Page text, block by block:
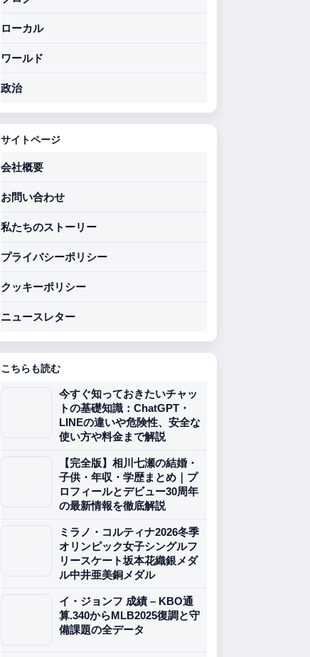
ローカル
ワールド
政治
サイトページ
会社概要
お問い合わせ
私たちのストーリー
プライバシーポリシー
クッキーポリシー
ニュースレター
こちらも読む
今すぐ知っておきたいチャッ
トの基礎知識：ChatGPT・
LINEの違いや危険性、安全な
使い方や料金まで解説
【完全版】相川七瀬の結婚・
子供・年収・学歴まとめ｜プ
ロフィールとデビュー30周年
の最新情報を徹底解説
ミラノ・コルティナ2026冬季
オリンピック女子シングルフ
リースケート坂本花織銀メダ
ル中井亜美銅メダル
イ・ジョンフ 成績 – KBO通
算.340からMLB2025復調と守
備課題の全データ